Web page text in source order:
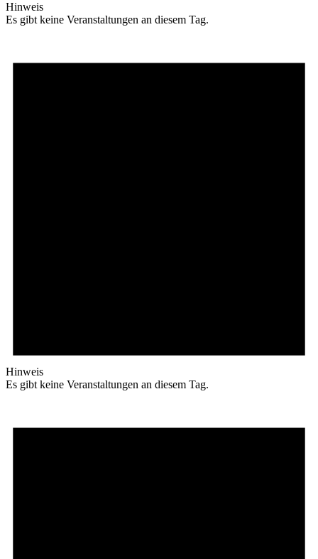
Hinweis
Es gibt keine Veranstaltungen an diesem Tag.
Hinweis
Es gibt keine Veranstaltungen an diesem Tag.